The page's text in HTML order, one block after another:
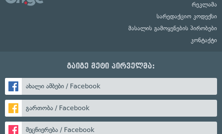
რეკლამა
სარედაქციო კოდექსი
მასალის გამოყენების პირობები
კონტაქტი
გაიგე მეტი პირველმა:
ახალი ამბები / Facebook
გართობა / Facebook
მეცნიერება / Facebook